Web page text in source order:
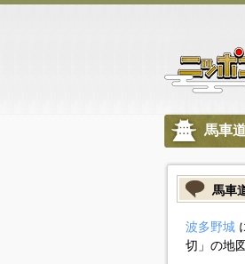
馬車
馬車
波多野城
切」の地